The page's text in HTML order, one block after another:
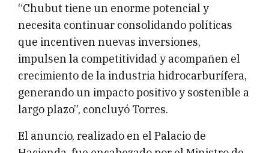
“Chubut tiene un enorme potencial y
necesita continuar consolidando políticas
que incentiven nuevas inversiones,
impulsen la competitividad y acompañen el
crecimiento de la industria hidrocarburífera,
generando un impacto positivo y sostenible a
largo plazo”, concluyó Torres.
El anuncio, realizado en el Palacio de